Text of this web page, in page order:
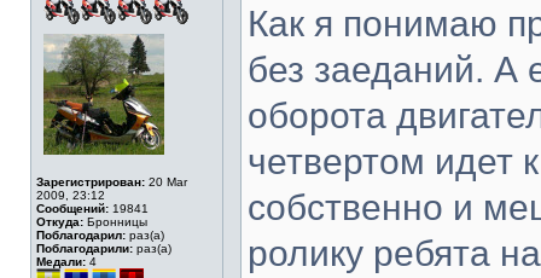
Зарегистрирован: 20 Mar
2009, 23:12
Сообщений: 19841
Откуда: Бронницы
Поблагодарил: раз(а)
Поблагодарили: раз(а)
Медали: 4
Как я понимаю
без заеданий. А
оборота
четвертом идет
собственно и
ролику ребята